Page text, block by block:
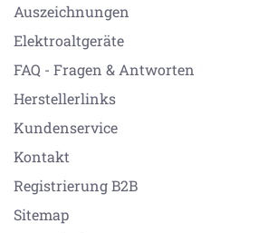
Auszeichnungen
Elektroaltgeräte
FAQ - Fragen & Antworten
Herstellerlinks
Kundenservice
Kontakt
Registrierung B2B
Sitemap